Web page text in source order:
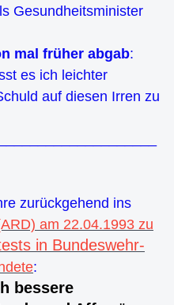
Gesundheitsminister
mal früher abgab:
es ich leichter
auf diesen Irren zu
zurückgehend ins
am 22.04.1993 zu
in Bundeswehr-
:
bessere